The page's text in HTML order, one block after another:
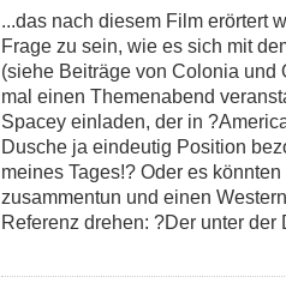
...das nach diesem Film erörtert
Frage zu sein, wie es sich mit
(siehe Beiträge von Colonia
mal einen Themenabend
Spacey einladen, der in
Dusche ja eindeutig Position
meines Tages!? Oder es
zusammentun und einen
Referenz drehen: ?Der unter der